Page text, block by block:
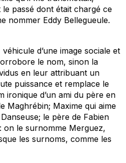
passé dont était chargé ce
nommer Eddy Bellegueule.
d’une image sociale et
le nom, sinon la
en leur attribuant un
puissance et remplace le
ironique d’un ami du père en
Maghrébin; Maxime qui aime
le père de Fabien
on le surnomme Merguez,
les surnoms, comme les